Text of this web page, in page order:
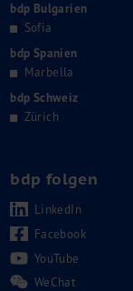
bdp Bulgarien
Sofia
bdp Spanien
Marbella
bdp Schweiz
Zürich
bdp folgen
LinkedIn
Facebook
YouTube
WeChat